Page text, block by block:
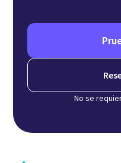
No se